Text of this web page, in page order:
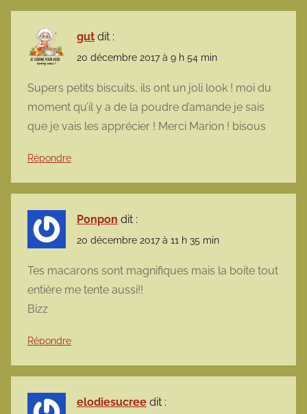
gut dit :
20 décembre 2017 à 9 h 54 min
Supers petits biscuits, ils ont un joli look ! moi du
moment qu’il y a de la poudre d’amande je sais
que je vais les apprécier ! Merci Marion ! bisous
Répondre
Ponpon dit :
20 décembre 2017 à 11 h 35 min
Tes macarons sont magnifiques mais la boite tout
entière me tente aussi!!
Bizz
Répondre
elodiesucree dit :